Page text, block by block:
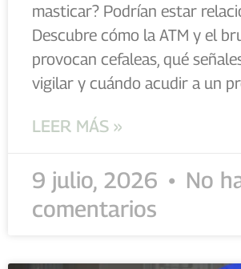
masticar? Podrían estar
Descubre cómo la ATM y el
provocan cefaleas, qué
vigilar y cuándo acudir a un
LEER MÁS »
9 julio, 2026
No
comentarios